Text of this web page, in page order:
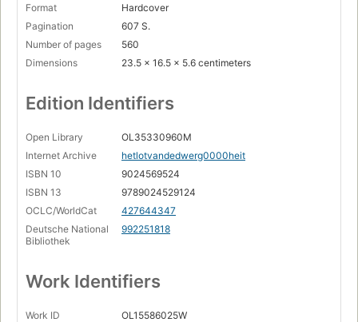
Format
Hardcover
Pagination
607 S.
Number of pages
560
Dimensions
23.5 x 16.5 x 5.6 centimeters
Edition Identifiers
Open Library
OL35330960M
Internet Archive
hetlotvandedwerg0000heit
ISBN 10
9024569524
ISBN 13
9789024529124
OCLC/WorldCat
427644347
Deutsche National
Bibliothek
992251818
Work Identifiers
Work ID OL15586025W